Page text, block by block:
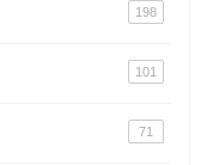
198
101
71